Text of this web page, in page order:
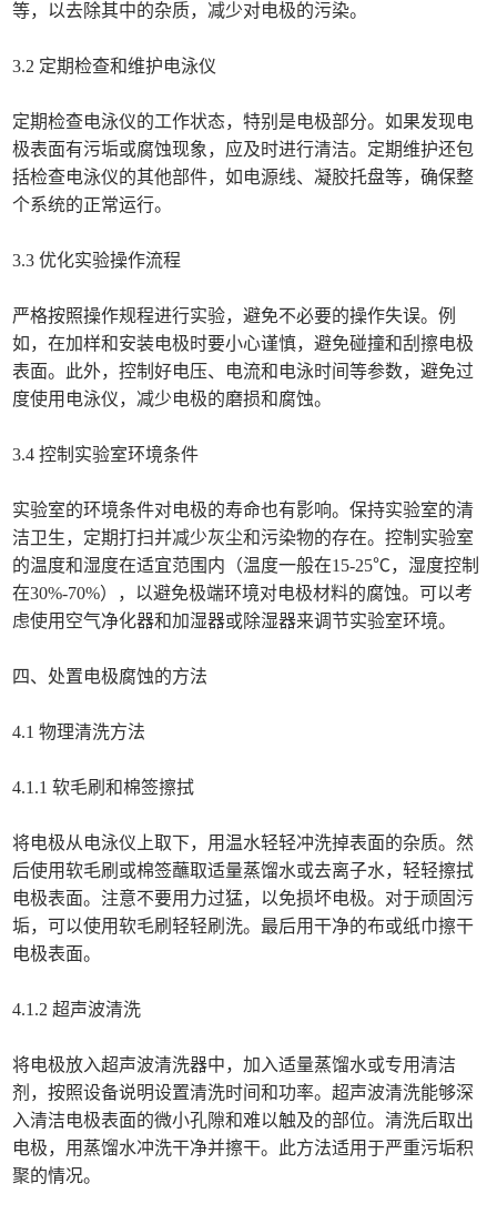
等，以去除其中的杂质，减少对电极的污染。
3.2 定期检查和维护电泳仪
定期检查电泳仪的工作状态，特别是电极部分。如果发现电
极表面有污垢或腐蚀现象，应及时进行清洁。定期维护还包
括检查电泳仪的其他部件，如电源线、凝胶托盘等，确保整
个系统的正常运行。
3.3 优化实验操作流程
严格按照操作规程进行实验，避免不必要的操作失误。例
如，在加样和安装电极时要小心谨慎，避免碰撞和刮擦电极
表面。此外，控制好电压、电流和电泳时间等参数，避免过
度使用电泳仪，减少电极的磨损和腐蚀。
3.4 控制实验室环境条件
实验室的环境条件对电极的寿命也有影响。保持实验室的清
洁卫生，定期打扫并减少灰尘和污染物的存在。控制实验室
的温度和湿度在适宜范围内（温度一般在15-25℃，湿度控制
在30%-70%），以避免极端环境对电极材料的腐蚀。可以考
虑使用空气净化器和加湿器或除湿器来调节实验室环境。
四、处置电极腐蚀的方法
4.1 物理清洗方法
4.1.1 软毛刷和棉签擦拭
将电极从电泳仪上取下，用温水轻轻冲洗掉表面的杂质。然
后使用软毛刷或棉签蘸取适量蒸馏水或去离子水，轻轻擦拭
电极表面。注意不要用力过猛，以免损坏电极。对于顽固污
垢，可以使用软毛刷轻轻刷洗。最后用干净的布或纸巾擦干
电极表面。
4.1.2 超声波清洗
将电极放入超声波清洗器中，加入适量蒸馏水或专用清洁
剂，按照设备说明设置清洗时间和功率。超声波清洗能够深
入清洁电极表面的微小孔隙和难以触及的部位。清洗后取出
电极，用蒸馏水冲洗干净并擦干。此方法适用于严重污垢积
聚的情况。